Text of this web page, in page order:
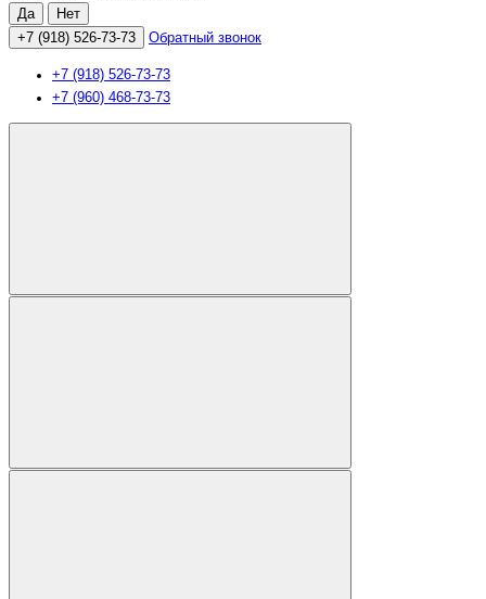
+7 (918) 526-73-73 Обратный звонок
+7 (918) 526-73-73
+7 (960) 468-73-73